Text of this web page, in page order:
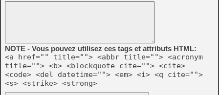
NOTE - Vous pouvez utilisez ces tags et attributs HTML:
<a href="" title=""> <abbr title=""> <acronym
title=""> <b> <blockquote cite=""> <cite>
<code> <del datetime=""> <em> <i> <q cite="">
<s> <strike> <strong>